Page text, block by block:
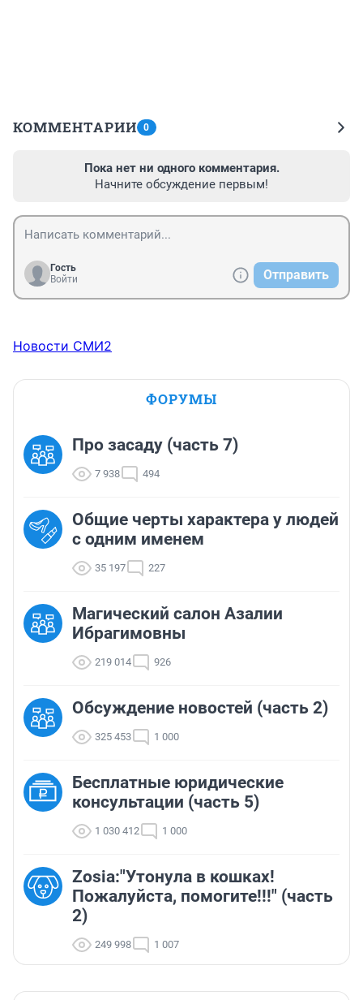
КОММЕНТАРИИ 0
Пока нет ни одного комментария.
Начните обсуждение первым!
Гость
Войти
Отправить
Новости СМИ2
ФОРУМЫ
Про засаду (часть 7)
7 938 494
Общие черты характера у людей
с одним именем
35 197 227
Магический салон Азалии
Ибрагимовны
219 014 926
Обсуждение новостей (часть 2)
325 453 1 000
Бесплатные юридические
консультации (часть 5)
1 030 412 1 000
Zosia:"Утонула в кошках!
Пожалуйста, помогите!!!" (часть
2)
249 998 1 007